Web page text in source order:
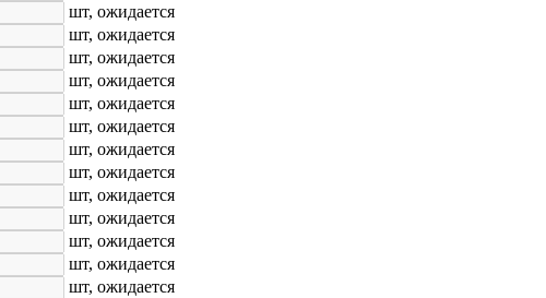
шт, ожидается
шт, ожидается
шт, ожидается
шт, ожидается
шт, ожидается
шт, ожидается
шт, ожидается
шт, ожидается
шт, ожидается
шт, ожидается
шт, ожидается
шт, ожидается
шт, ожидается